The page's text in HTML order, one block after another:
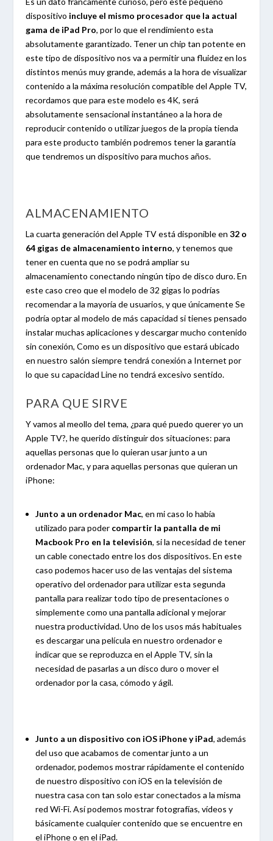
dispositivo incluye el mismo procesador que la actual
gama de iPad Pro, por lo que el rendimiento esta
absolutamente garantizado. Tener un chip tan potente en
este tipo de dispositivo nos va a permitir una fluidez en los
distintos menús muy grande, además a la hora de visualizar
contenido a la máxima resolución compatible del Apple TV,
recordamos que para este modelo es 4K, será
absolutamente sensacional instantáneo a la hora de
reproducir contenido o utilizar juegos de la propia tienda
para este producto también podremos tener la garantía
que tendremos un dispositivo para muchos años.
ALMACENAMIENTO
La cuarta generación del Apple TV está disponible en32 o
64 gigas de almacenamiento interno, y tenemos que
tener en cuenta que no se podrá ampliar su
almacenamiento conectando ningún tipo de disco duro. En
este caso creo que el modelo de 32 gigas lo podrías
recomendar a la mayoría de usuarios, y que únicamente Se
podría optar al modelo de más capacidad si tienes pensado
instalar muchas aplicaciones y descargar mucho contenido
sin conexión, Como es un dispositivo que estará ubicado
en nuestro salón siempre tendrá conexión a Internet por
lo que su capacidad Line no tendrá excesivo sentido.
PARA QUE SIRVE
Y vamos al meollo del tema, ¿para qué puedo querer yo un
Apple TV?, he querido distinguir dos situaciones: para
aquellas personas que lo quieran usar junto a un
ordenador Mac, y para aquellas personas que quieran un
iPhone:
Junto a un ordenador Mac, en mi caso lo había
utilizado para poder compartir la pantalla de mi
Macbook Pro en la televisión, si la necesidad de tener
un cable conectado entre los dos dispositivos. En este
caso podemos hacer uso de las ventajas del sistema
operativo del ordenador para utilizar esta segunda
pantalla para realizar todo tipo de presentaciones o
simplemente como una pantalla adicional y mejorar
nuestra productividad. Uno de los usos más habituales
es descargar una película en nuestro ordenador e
indicar que se reproduzca en el Apple TV, sin la
necesidad de pasarlas a un disco duro o mover el
ordenador por la casa, cómodo y ágil.
Junto a un dispositivo con iOS iPhone y iPad, además
del uso que acabamos de comentar junto a un
ordenador, podemos mostrar rápidamente el contenido
de nuestro dispositivo con iOS en la televisión de
nuestra casa con tan solo estar conectados a la misma
red Wi-Fi. Así podemos mostrar fotografías, vídeos y
básicamente cualquier contenido que se encuentre en
el iPhone o en el iPad.